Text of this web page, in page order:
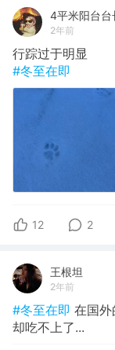
4平米阳台台
2年前
行踪过于明显
#冬至在即
12 2
王根坦
2年前
#冬至在即 在国
却吃不上了...